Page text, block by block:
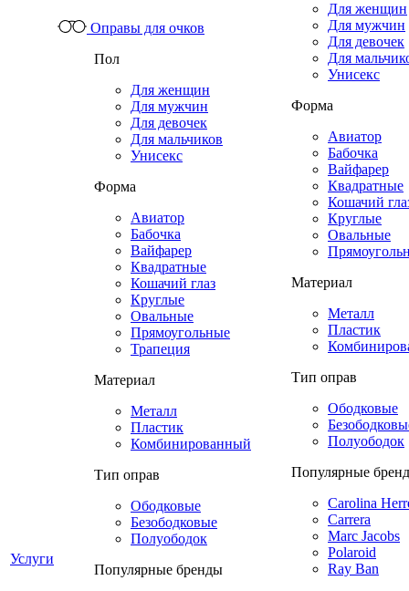
Услуги
Оправы для очков
Пол
Для женщин
Для мужчин
Для девочек
Для мальчиков
Унисекс
Форма
Авиатор
Бабочка
Вайфарер
Квадратные
Кошачий глаз
Круглые
Овальные
Прямоугольные
Трапеция
Материал
Металл
Пластик
Комбинированный
Тип оправ
Ободковые
Безободковые
Полуободок
Популярные бренды
Для женщин
Для мужчин
Для девочек
Для
Унисекс
Форма
Авиатор
Бабочка
Вайфарер
Квадратные
Кошачий
Круглые
Овальные
Материал
Металл
Пластик
Тип оправ
Ободковые
Полуободок
Популярные
Carolina
Carrera
Marc Jacobs
Polaroid
Ray Ban